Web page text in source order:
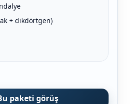
+ dikdörtgen)
paketi görüş